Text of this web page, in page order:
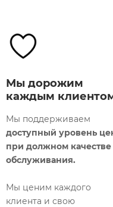
Мы дорожим
каждым
Мы поддерживаем
доступный уровень
при должном качестве
обслуживания.
Мы ценим каждого
клиента и свою